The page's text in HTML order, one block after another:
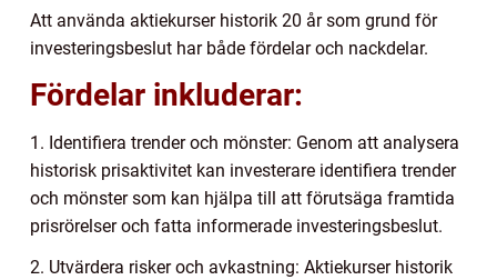
Att använda aktiekurser historik 20 år som grund för
investeringsbeslut har både fördelar och nackdelar.
Fördelar inkluderar:
1. Identifiera trender och mönster: Genom att analysera
historisk prisaktivitet kan investerare identifiera trender
och mönster som kan hjälpa till att förutsäga framtida
prisrörelser och fatta informerade investeringsbeslut.
2. Utvärdera risker och avkastning: Aktiekurser historik